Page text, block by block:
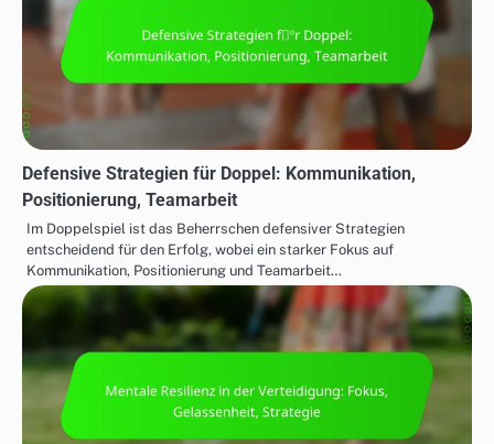
Defensive Strategien für Doppel: Kommunikation,
Positionierung, Teamarbeit
Im Doppelspiel ist das Beherrschen defensiver Strategien
entscheidend für den Erfolg, wobei ein starker Fokus auf
Kommunikation, Positionierung und Teamarbeit…